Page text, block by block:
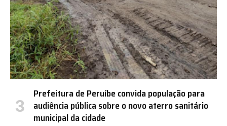
Prefeitura de Peruíbe convida população para
audiência pública sobre o novo aterro sanitário
municipal da cidade